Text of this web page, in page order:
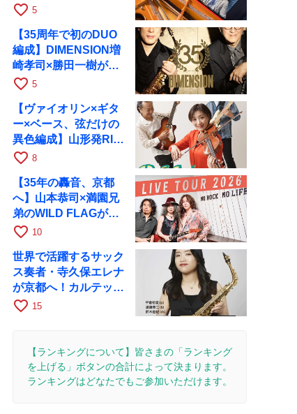
一が11月12日に京都
favorite_border 5
【35周年で初のDUO
編成】DIMENSION増
崎孝司×勝田一樹が10
月11日に京都RAGへ
favorite_border 5
【ヴァイオリン×ギタ
ー×ベース、弦だけの
異色編成】山形発RIM
が初全国ツアーで8月
favorite_border 8
【35年の轟音、京都
へ】山本恭司×満園兄
弟のWILD FLAGが8
月6日にRAGでライブ
favorite_border 10
世界で活躍するサック
ス奏者・寺久保エレナ
が京都へ！カルテッ
ト・ツアー京都公演を
favorite_border 15
【ランキングについて】皆さまの「ランキング
を上げる」ボタンの合計によって決まります。
ランキングはどなたでもご参加いただけます。